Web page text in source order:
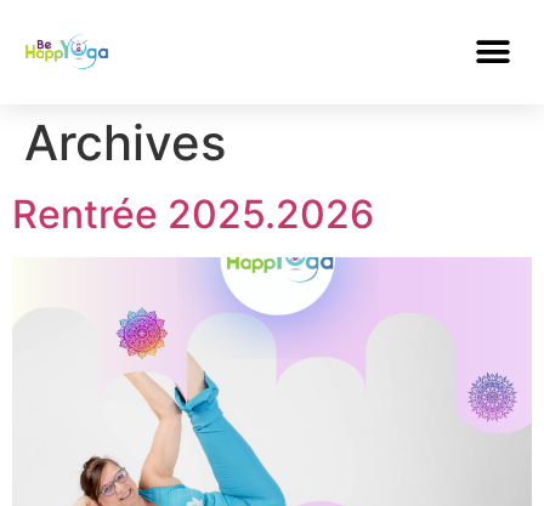
Archives
Rentrée 2025.2026